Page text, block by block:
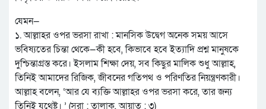
যেমন—
১. আল্লাহর ওপর ভরসা রাখা : মানসিক উদ্বেগ অনেক সময় আসে
ভবিষ্যতের চিন্তা থেকে—কী হবে, কিভাবে হবে ইত্যাদি প্রশ্ন মানুষকে
দুশ্চিন্তাগ্রস্ত করে। ইসলাম শিক্ষা দেয়, সব কিছুর মালিক শুধু আল্লাহ,
তিনিই আমাদের রিজিক, জীবনের গতিপথ ও পরিণতির নিয়ন্ত্রণকারী।
আল্লাহ বলেন, ‘আর যে ব্যক্তি আল্লাহর ওপর ভরসা করে, তার জন্য
তিনিই যথেষ্ট। ’ (সুরা : তালাক, আয়াত : ৩)